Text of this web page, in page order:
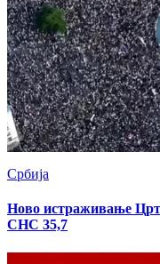
Србија
Ново истраживање
СНС 35,7